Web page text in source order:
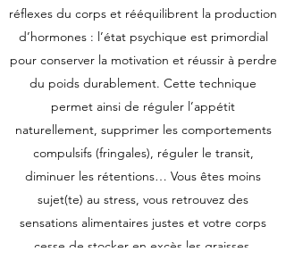
réflexes du corps et rééquilibrent la production
d’hormones : l’état psychique est primordial
pour conserver la motivation et réussir à perdre
du poids durablement. Cette technique
permet ainsi de réguler l’appétit
naturellement, supprimer les comportements
compulsifs (fringales), réguler le transit,
diminuer les rétentions… Vous êtes moins
sujet(te) au stress, vous retrouvez des
sensations alimentaires justes et votre corps
cesse de stocker en excès les graisses.